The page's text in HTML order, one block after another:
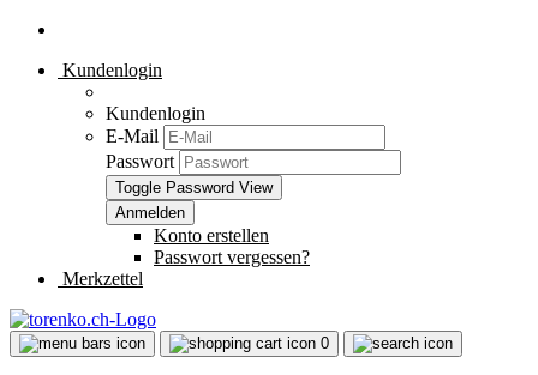
Kundenlogin
Kundenlogin
E-Mail
Passwort
Toggle Password View
Konto erstellen
Passwort vergessen?
Merkzettel
0